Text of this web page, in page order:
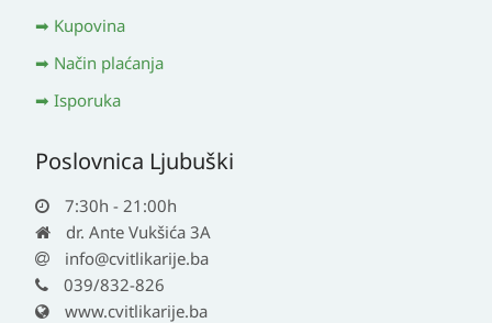
Kupovina
Način plaćanja
Isporuka
Poslovnica Ljubuški
7:30h - 21:00h
dr. Ante Vukšića 3A
info@cvitlikarije.ba
039/832-826
www.cvitlikarije.ba